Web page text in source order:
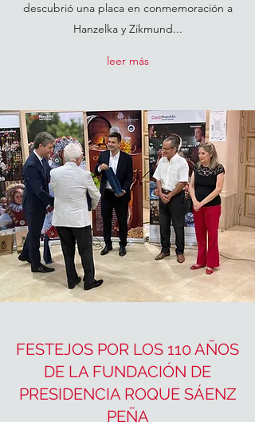
descubrió una placa en conmemoración a
Hanzelka y Zikmund...
leer más
FESTEJOS POR LOS 110 AÑOS
DE LA FUNDACIÓN DE
PRESIDENCIA ROQUE SÁENZ
PEÑA